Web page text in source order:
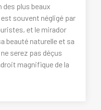
plus beaux
souvent négligé par
et le mirador
beauté naturelle et sa
serez pas déçus
magnifique de la